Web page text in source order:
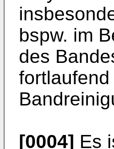
bspw. im
des
[0004] Es